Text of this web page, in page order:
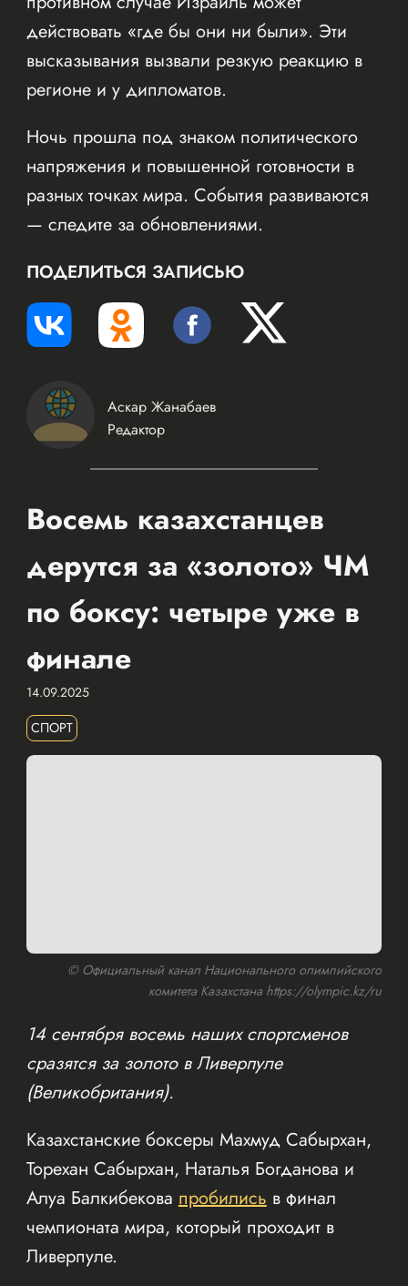
действовать «где бы они ни были». Эти
высказывания вызвали резкую реакцию в
регионе и у дипломатов.
Ночь прошла под знаком политического
напряжения и повышенной готовности в
разных точках мира. События развиваются
— следите за обновлениями.
ПОДЕЛИТЬСЯ ЗАПИСЬЮ
Аскар Жанабаев
Редактор
Восемь казахстанцев
дерутся за «золото» ЧМ
по боксу: четыре уже в
финале
14.09.2025
СПОРТ
© Официальный канал Национального олимпийского
комитета Казахстана https://olympic.kz/ru
14 сентября восемь наших спортсменов
сразятся за золото в Ливерпуле
(Великобритания).
Казахстанские боксеры Махмуд Сабырхан,
Торехан Сабырхан, Наталья Богданова и
Алуа Балкибековапробилисьв финал
чемпионата мира, который проходит в
Ливерпуле.